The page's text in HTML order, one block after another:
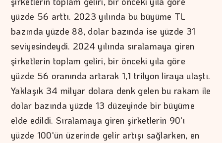
yüzde 56 arttı. 2023 yılında bu büyüme TL
bazında yüzde 88, dolar bazında ise yüzde 31
seviyesindeydi. 2024 yılında sıralamaya giren
şirketlerin toplam geliri, bir önceki yıla göre
yüzde 56 oranında artarak 1,1 trilyon liraya ulaştı.
Yaklaşık 34 milyar dolara denk gelen bu rakam ile
dolar bazında yüzde 13 düzeyinde bir büyüme
elde edildi. Sıralamaya giren şirketlerin 90'ı
yüzde 100'ün üzerinde gelir artışı sağlarken, en